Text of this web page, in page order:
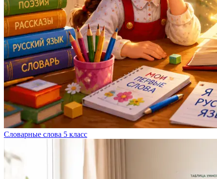
Словарные слова 5 класс